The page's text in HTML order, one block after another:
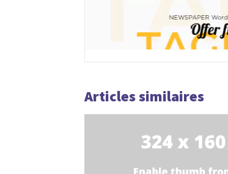
Articles similaires